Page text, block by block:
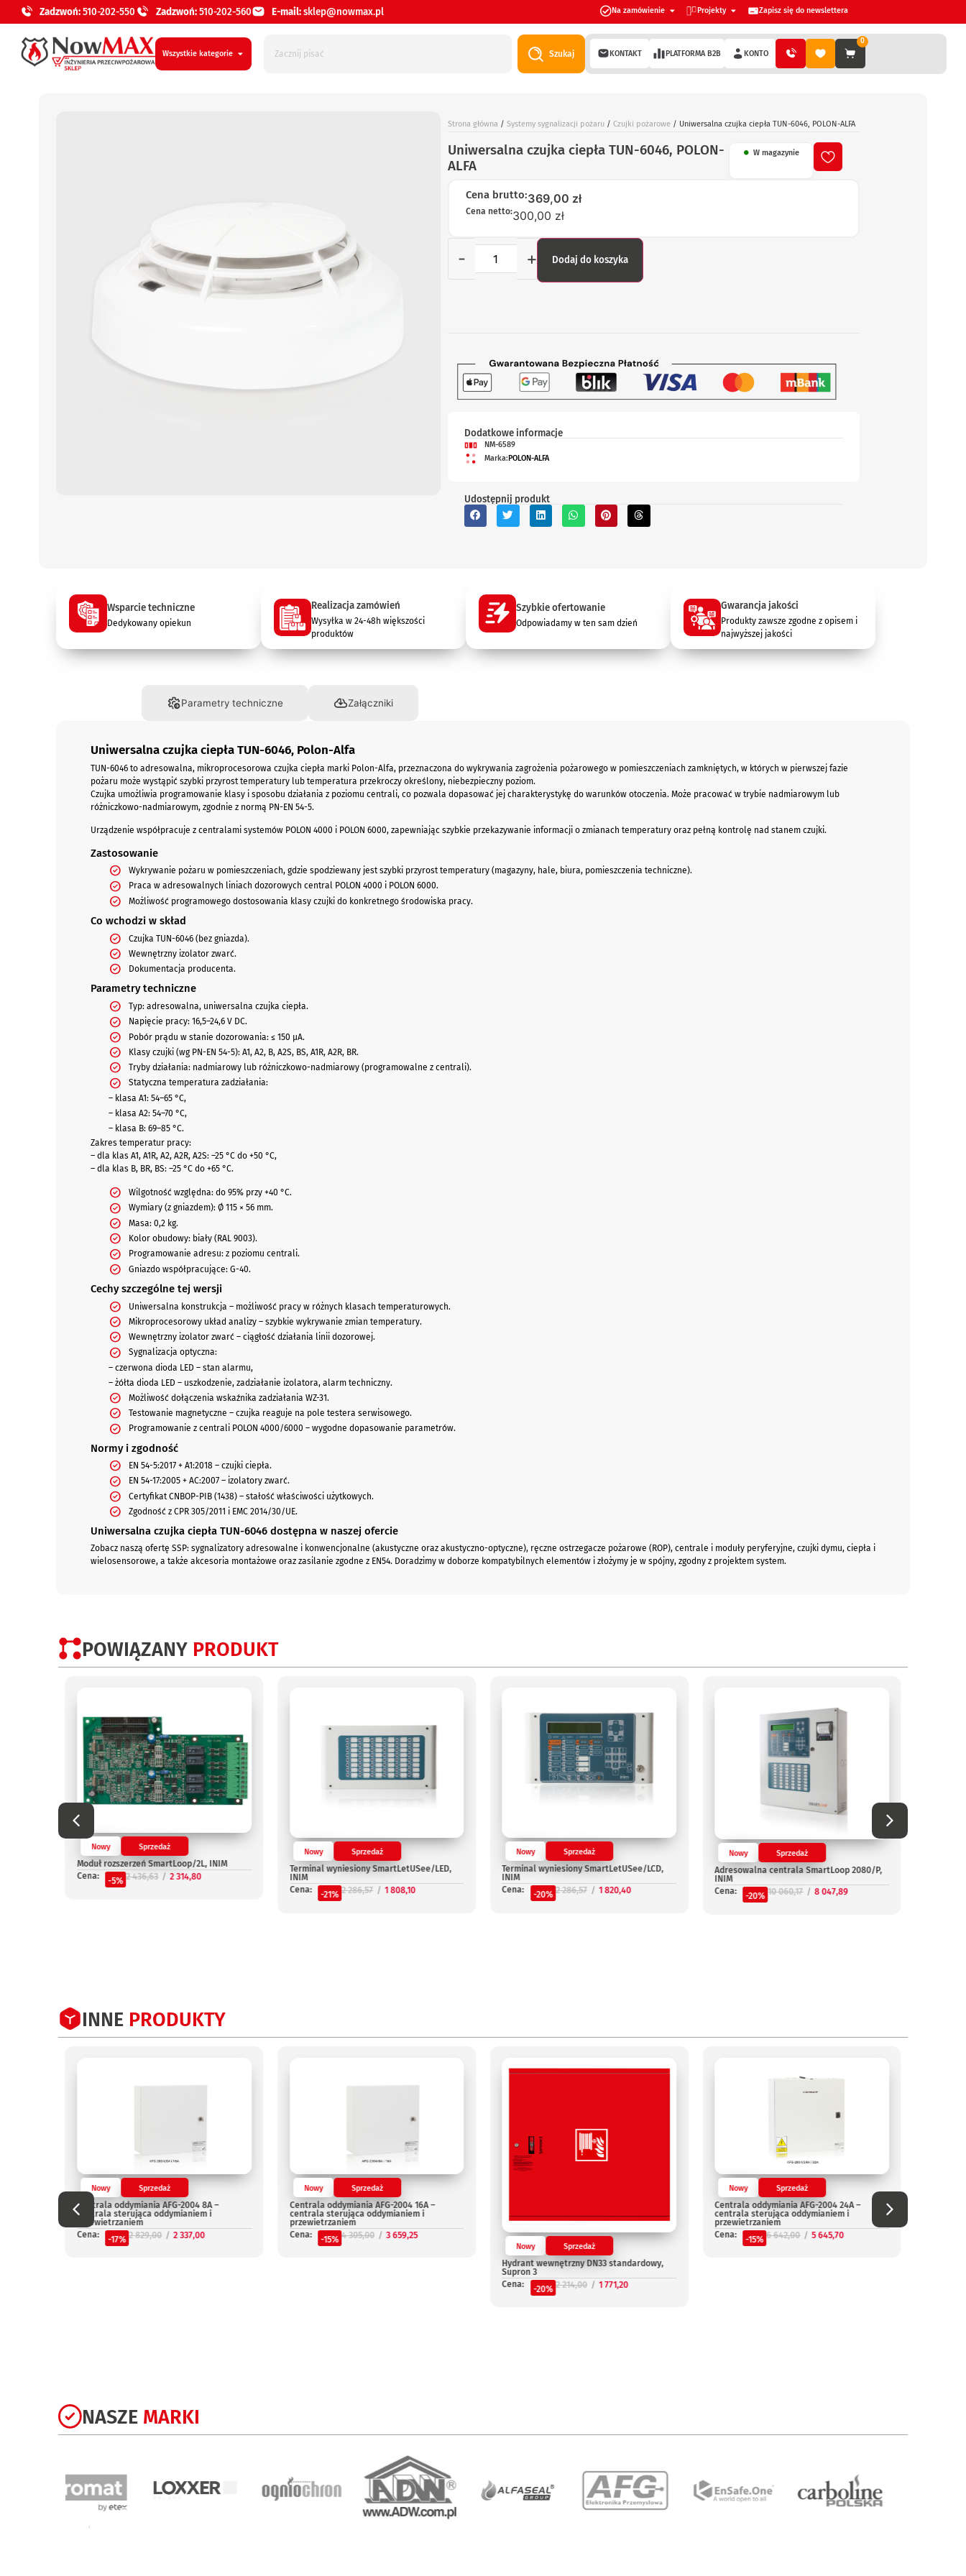
Zadzwoń:510-202-550 Zadzwoń:510-202-560 E-mail:sklep@nowmax.pl Na zamówienie Projekty Zapisz się do newslettera
Wszystkie kategorie Szukaj KONTAKT PLATFORMA B2B KONTO
0
Strona główna/ Systemy sygnalizacji pożaru/ Czujki pożarowe/ Uniwersalna czujka ciepła TUN-6046, POLON-ALFA
Uniwersalna czujka ciepła TUN-6046, POLON-
ALFA
W magazynie
Cena brutto:369,00 zł
Cena netto:300,00 zł
- + Dodaj do koszyka
Dodatkowe informacje
NM-6589
Marka:POLON-ALFA
Udostępnij produkt
Wsparcie techniczne
Dedykowany opiekun
Realizacja zamówień
Wysyłka w 24-48h większości
produktów
Szybkie ofertowanie
Odpowiadamy w ten sam dzień
Gwarancja jakości
Produkty zawsze zgodne z opisem i
najwyższej jakości
Parametry techniczne Załączniki
Uniwersalna czujka ciepła TUN-6046, Polon-Alfa
TUN-6046 to adresowalna, mikroprocesorowa czujka ciepła marki Polon-Alfa, przeznaczona do wykrywania zagrożenia pożarowego w pomieszczeniach zamkniętych, w których w pierwszej fazie
pożaru może wystąpić szybki przyrost temperatury lub temperatura przekroczy określony, niebezpieczny poziom.
Czujka umożliwia programowanie klasy i sposobu działania z poziomu centrali, co pozwala dopasować jej charakterystykę do warunków otoczenia. Może pracować w trybie nadmiarowym lub
różniczkowo-nadmiarowym, zgodnie z normą PN-EN 54-5.
Urządzenie współpracuje z centralami systemów POLON 4000 i POLON 6000, zapewniając szybkie przekazywanie informacji o zmianach temperatury oraz pełną kontrolę nad stanem czujki.
Zastosowanie
Wykrywanie pożaru w pomieszczeniach, gdzie spodziewany jest szybki przyrost temperatury (magazyny, hale, biura, pomieszczenia techniczne).
Praca w adresowalnych liniach dozorowych central POLON 4000 i POLON 6000.
Możliwość programowego dostosowania klasy czujki do konkretnego środowiska pracy.
Co wchodzi w skład
Czujka TUN-6046 (bez gniazda).
Wewnętrzny izolator zwarć.
Dokumentacja producenta.
Parametry techniczne
Typ: adresowalna, uniwersalna czujka ciepła.
Napięcie pracy: 16,5–24,6 V DC.
Pobór prądu w stanie dozorowania: ≤ 150 µA.
Klasy czujki (wg PN-EN 54-5): A1, A2, B, A2S, BS, A1R, A2R, BR.
Tryby działania: nadmiarowy lub różniczkowo-nadmiarowy (programowalne z centrali).
Statyczna temperatura zadziałania:
– klasa A1: 54–65 °C,
– klasa A2: 54–70 °C,
– klasa B: 69–85 °C.
Zakres temperatur pracy:
– dla klas A1, A1R, A2, A2R, A2S: –25 °C do +50 °C,
– dla klas B, BR, BS: –25 °C do +65 °C.
Wilgotność względna: do 95% przy +40 °C.
Wymiary (z gniazdem): Ø 115 × 56 mm.
Masa: 0,2 kg.
Kolor obudowy: biały (RAL 9003).
Programowanie adresu: z poziomu centrali.
Gniazdo współpracujące: G-40.
Cechy szczególne tej wersji
Uniwersalna konstrukcja – możliwość pracy w różnych klasach temperaturowych.
Mikroprocesorowy układ analizy – szybkie wykrywanie zmian temperatury.
Wewnętrzny izolator zwarć – ciągłość działania linii dozorowej.
Sygnalizacja optyczna:
– czerwona dioda LED – stan alarmu,
– żółta dioda LED – uszkodzenie, zadziałanie izolatora, alarm techniczny.
Możliwość dołączenia wskaźnika zadziałania WZ-31.
Testowanie magnetyczne – czujka reaguje na pole testera serwisowego.
Programowanie z centrali POLON 4000/6000 – wygodne dopasowanie parametrów.
Normy i zgodność
EN 54-5:2017 + A1:2018 – czujki ciepła.
EN 54-17:2005 + AC:2007 – izolatory zwarć.
Certyfikat CNBOP-PIB (1438) – stałość właściwości użytkowych.
Zgodność z CPR 305/2011 i EMC 2014/30/UE.
Uniwersalna czujka ciepła TUN-6046 dostępna w naszej ofercie
Zobacz naszą ofertę SSP: sygnalizatory adresowalne i konwencjonalne (akustyczne oraz akustyczno-optyczne), ręczne ostrzegacze pożarowe (ROP), centrale i moduły peryferyjne, czujki dymu, ciepła i
wielosensorowe, a także akcesoria montażowe oraz zasilanie zgodne z EN54. Doradzimy w doborze kompatybilnych elementów i złożymy je w spójny, zgodny z projektem system.
POWIĄZANY PRODUKT
Nowy Sprzedaż
Moduł rozszerzeń SmartLoop/2L, INIM
Cena:
-5% 2 436,63 2 314,80
Nowy Sprzedaż
Terminal wyniesiony SmartLetUSee/LED,
INIM
Cena:
-21% 2 286,57 1 808,10
Nowy Sprzedaż
Terminal wyniesiony SmartLetUSee/LCD,
INIM
Cena:
-20% 2 286,57 1 820,40
Nowy Sprzedaż
Adresowalna centrala SmartLoop 2080/P,
INIM
Cena:
-20% 10 060,17 8 047,89
INNE PRODUKTY
Nowy Sprzedaż
Centrala oddymiania AFG-2004 8A –
centrala sterująca oddymianiem i
przewietrzaniem
Cena:
-17% 2 829,00 2 337,00
Nowy Sprzedaż
Centrala oddymiania AFG-2004 16A –
centrala sterująca oddymianiem i
przewietrzaniem
Cena:
-15% 4 305,00 3 659,25
Nowy Sprzedaż
Hydrant wewnętrzny DN33 standardowy,
Supron 3
Cena:
-20% 2 214,00 1 771,20
Nowy Sprzedaż
Centrala oddymiania AFG-2004 24A –
centrala sterująca oddymianiem i
przewietrzaniem
Cena:
-15% 6 642,00 5 645,70
NASZE MARKI